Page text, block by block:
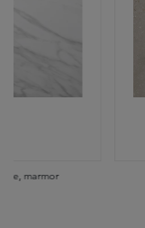
marmor